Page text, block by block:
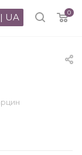
0
| UA